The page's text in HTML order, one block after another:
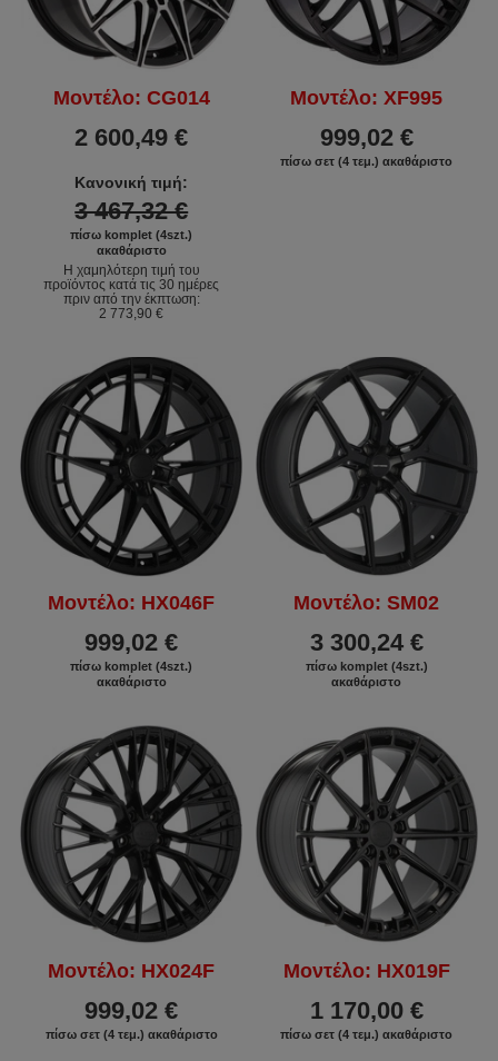
Μοντέλο: CG014
Κανονική τιμή:
3 467,32 €
2 600,49 €
πίσω komplet (4szt.)
ακαθάριστο
Η χαμηλότερη τιμή του
προϊόντος κατά τις 30 ημέρες
πριν από την έκπτωση:
2 773,90 €
Μοντέλο: XF995
999,02 €
πίσω σετ (4 τεμ.) ακαθάριστο
Μοντέλο: HX046F
999,02 €
πίσω komplet (4szt.)
ακαθάριστο
Μοντέλο: SM02
3 300,24 €
πίσω komplet (4szt.)
ακαθάριστο
Μοντέλο: HX024F
999,02 €
πίσω σετ (4 τεμ.) ακαθάριστο
Μοντέλο: HX019F
1 170,00 €
πίσω σετ (4 τεμ.) ακαθάριστο